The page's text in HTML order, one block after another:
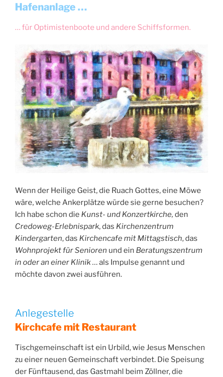
Hafenanlage …
… für Optimistenboote und andere Schiffsformen.
Wenn der Heilige Geist, die Ruach Gottes, eine Möwe
wäre, welche Ankerplätze würde sie gerne besuchen?
Ich habe schon die Kunst- und Konzertkirche, den
Credoweg-Erlebnispark, das Kirchenzentrum
Kindergarten, das Kirchencafe mit Mittagstisch, das
Wohnprojekt für Senioren und ein Beratungszentrum
in oder an einer Klinik… als Impulse genannt und
möchte davon zwei ausführen.
Anlegestelle
Kirchcafe mit Restaurant
Tischgemeinschaft ist ein Urbild, wie Jesus Menschen
zu einer neuen Gemeinschaft verbindet. Die Speisung
der Fünftausend, das Gastmahl beim Zöllner, die